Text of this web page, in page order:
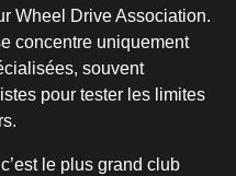
Wheel Drive Association.
concentre uniquement
souvent
pour tester les limites
le plus grand club